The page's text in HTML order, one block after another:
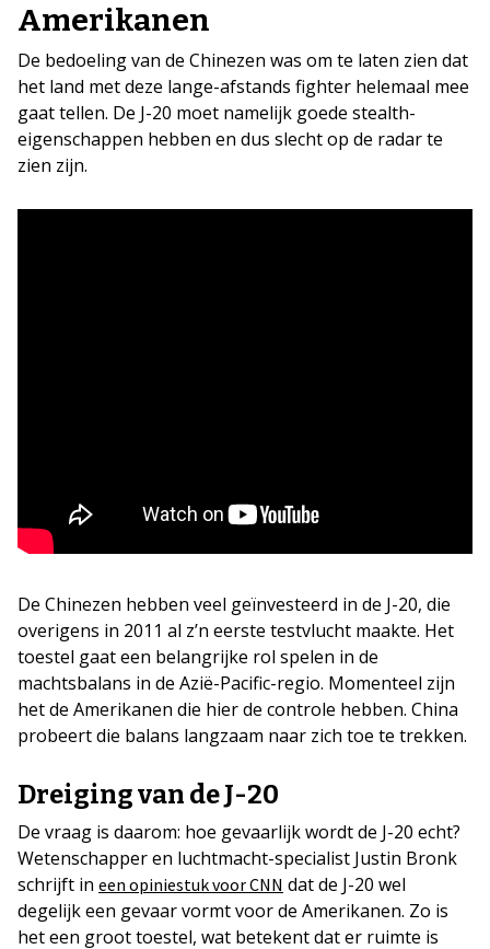
Amerikanen
De bedoeling van de Chinezen was om te laten zien dat
het land met deze lange-afstands fighter helemaal mee
gaat tellen. De J-20 moet namelijk goede stealth-
eigenschappen hebben en dus slecht op de radar te
zien zijn.
De Chinezen hebben veel geïnvesteerd in de J-20, die
overigens in 2011 al z’n eerste testvlucht maakte. Het
toestel gaat een belangrijke rol spelen in de
machtsbalans in de Azië-Pacific-regio. Momenteel zijn
het de Amerikanen die hier de controle hebben. China
probeert die balans langzaam naar zich toe te trekken.
Dreiging van de J-20
De vraag is daarom: hoe gevaarlijk wordt de J-20 echt?
Wetenschapper en luchtmacht-specialist Justin Bronk
schrijft in een opiniestuk voor CNN dat de J-20 wel
degelijk een gevaar vormt voor de Amerikanen. Zo is
het een groot toestel, wat betekent dat er ruimte is